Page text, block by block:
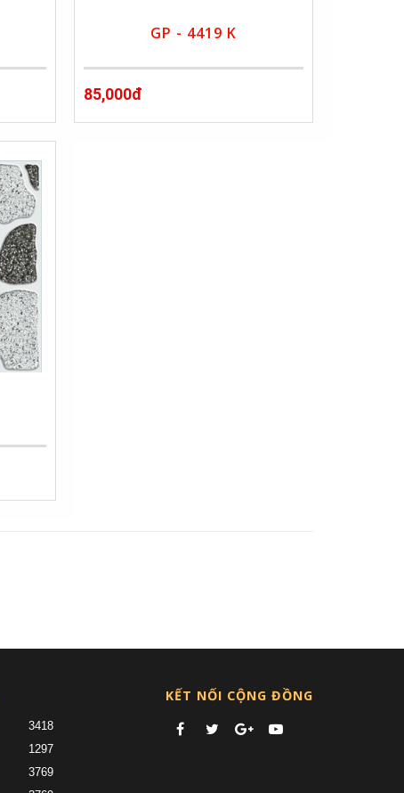
GP - 4419 K
85,000đ
3418
1297
3769
KẾT NỐI CỘNG ĐỒNG